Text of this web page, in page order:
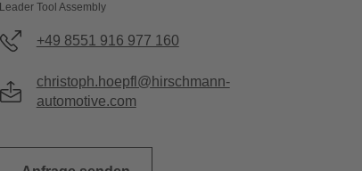
Leader Tool Assembly
+49 8551 916 977 160
christoph.hoepfl@hirschmann-
automotive.com